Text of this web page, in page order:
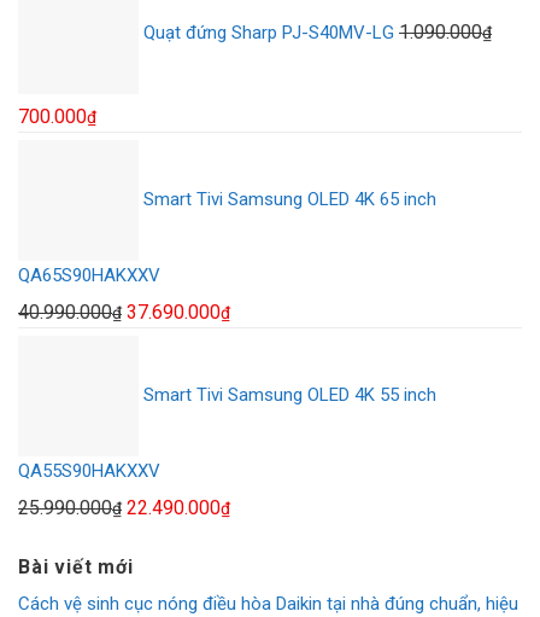
Quạt đứng Sharp PJ-S40MV-LG 1.090.000₫
Giá
700.000₫Giá
Smart Tivi Samsung OLED 4K 65 inch
QA65S90HAKXXV
40.990.000₫ Giá
40.990.000₫.
37.690.000₫Giá
là:
Smart Tivi Samsung OLED 4K 55 inch
QA55S90HAKXXV
25.990.000₫ Giá
là:
25.990.000₫.
22.490.000₫Giá
là:
Bài viết mới
Cách vệ sinh cục nóng điều hòa Daikin tại nhà đúng chuẩn, hiệu